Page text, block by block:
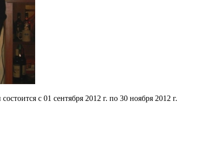
с 01 сентября 2012 г. по 30 ноября 2012 г.